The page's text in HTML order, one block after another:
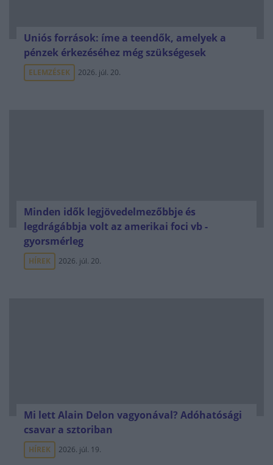
Uniós források: íme a teendők, amelyek a
pénzek érkezéséhez még szükségesek
ELEMZÉSEK 2026. júl. 20.
Minden idők legjövedelmezőbbje és
legdrágábbja volt az amerikai foci vb -
gyorsmérleg
HÍREK 2026. júl. 20.
Mi lett Alain Delon vagyonával? Adóhatósági
csavar a sztoriban
HÍREK 2026. júl. 19.